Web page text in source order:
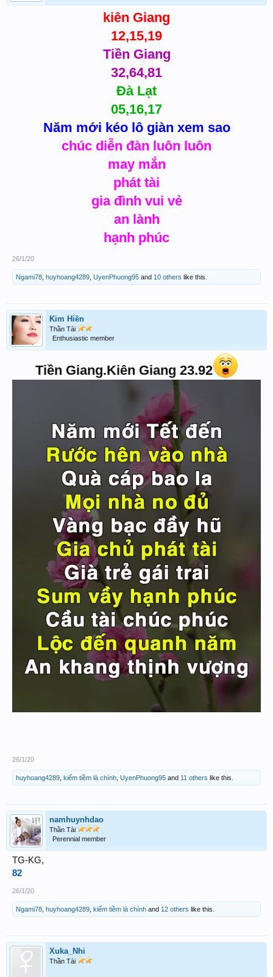
kiên Giang
12,15,19
Tiền Giang
32,64,81
Đà Lạt
05,16,17
Năm mới kéo lô giàn xem sao
chúc diễn đàn luôn luôn
may mắn
phát tài
gia đình vui vẻ
an lành
hạnh phúc
26/1/20
Ngami78, huyhoang4289, UyenPhuong95 and 10 others like this.
Kim Hiền
Thần Tài
Enthusiastic member
Tiền Giang.Kiên Giang 23.92
26/1/20
huyhoang4289, kiếm tiềm là chính, UyenPhuong95 and 11 others like this.
namhuynhdao
Thần Tài
Perennial member
TG-KG,
82
26/1/20
Ngami78, huyhoang4289, kiếm tiềm là chính and 12 others like this.
Xuka_Nhi
Thần Tài